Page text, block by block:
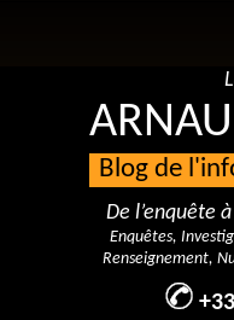
Blog de
De l’enquête
Enquêtes,
Renseignement,